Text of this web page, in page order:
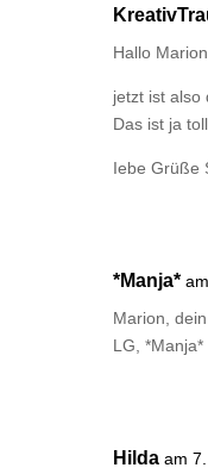
Hallo Marion,
jetzt ist also
Das ist ja
Iebe Grüße
*Manja*
Marion,
LG, *Manja*
Hilda am